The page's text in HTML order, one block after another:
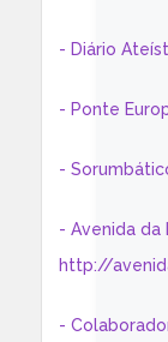
- Diário
- Ponte
-
- Avenida da
http://
-